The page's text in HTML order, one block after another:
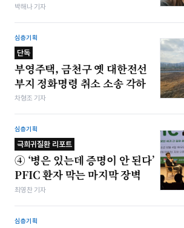
박해나 기자
심층기획
단독
부영주택, 금천구 옛 대한전선
부지 정화명령 취소 소송 각하
차형조 기자
심층기획
극희귀질환 리포트
④ ‘병은 있는데 증명이 안 된다’
PFIC 환자 막는 마지막 장벽
최영찬 기자
심층기획